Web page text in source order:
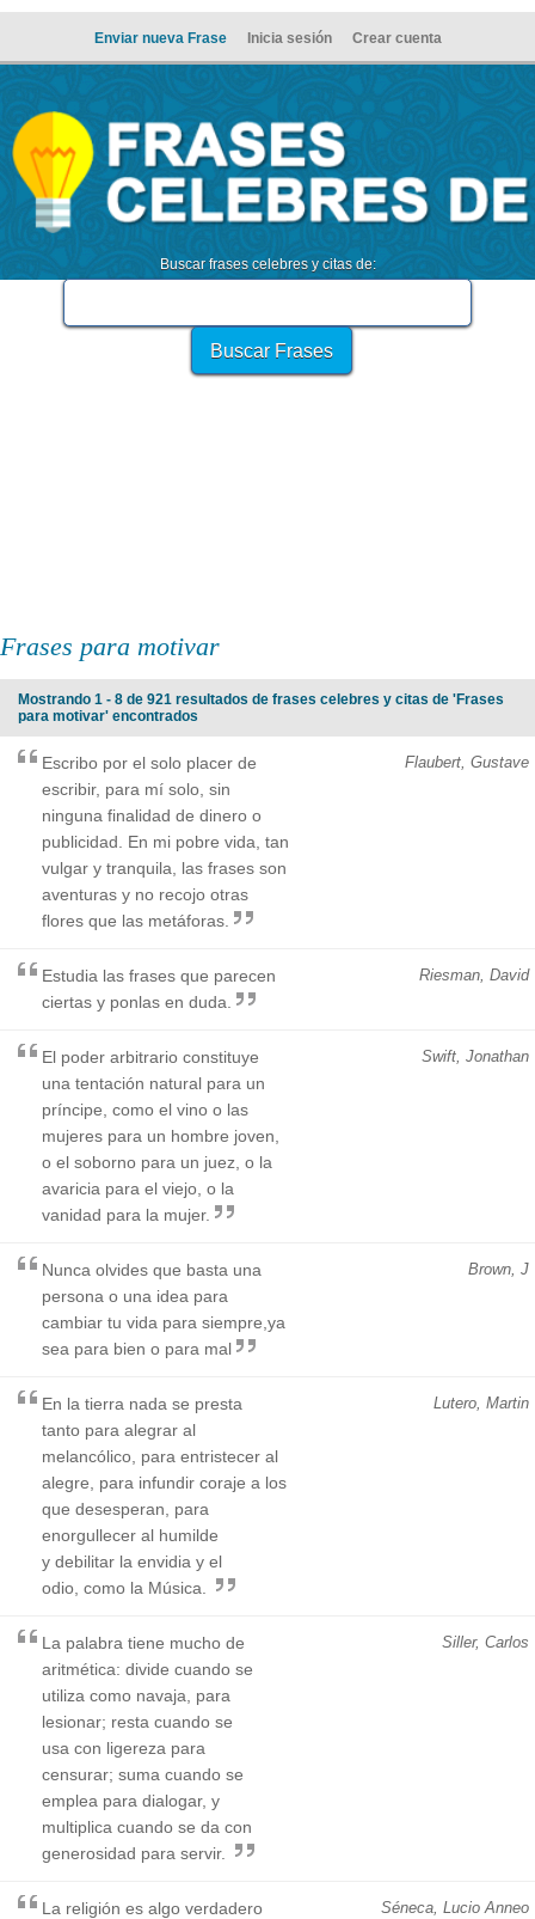
Enviar nueva Frase Inicia sesión Crear cuenta
Buscar frases celebres y citas de:
Frases para motivar
Mostrando 1 - 8 de 921 resultados de frases celebres y citas de 'Frases
para motivar' encontrados
Flaubert, Gustave
Escribo por el solo placer de
escribir, para mí solo, sin
ninguna finalidad de dinero o
publicidad. En mi pobre vida, tan
vulgar y tranquila, las frases son
aventuras y no recojo otras
flores que las metáforas.
Riesman, David
Estudia las frases que parecen
ciertas y ponlas en duda.
Swift, Jonathan
El poder arbitrario constituye
una tentación natural para un
príncipe, como el vino o las
mujeres para un hombre joven,
o el soborno para un juez, o la
avaricia para el viejo, o la
vanidad para la mujer.
Brown, J
Nunca olvides que basta una
persona o una idea para
cambiar tu vida para siempre,ya
sea para bien o para mal
Lutero, Martin
En la tierra nada se presta
tanto para alegrar al
melancólico, para entristecer al
alegre, para infundir coraje a los
que desesperan, para
enorgullecer al humilde
y debilitar la envidia y el
odio, como la Música.
Siller, Carlos
La palabra tiene mucho de
aritmética: divide cuando se
utiliza como navaja, para
lesionar; resta cuando se
usa con ligereza para
censurar; suma cuando se
emplea para dialogar, y
multiplica cuando se da con
generosidad para servir.
Séneca, Lucio Anneo
La religión es algo verdadero